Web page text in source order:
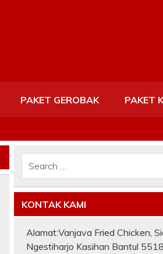
PAKET GEROBAK PAKET
KONTAK KAMI
Alamat:Vanjava Fried Chicken,
Ngestiharjo Kasihan Bantul